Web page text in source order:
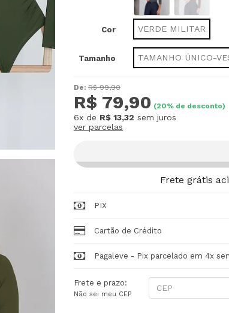
Cor VERDE MILITAR
Tamanho TAMANHO ÚNICO-
De: R$ 99,90
R$ 79,90 (20% de desconto)
6x de R$ 13,32 sem juros
ver parcelas
Frete grátis
PIX
Cartão de Crédito
Pagaleve - Pix parcelado em 4x
Frete e prazo:
Não sei meu CEP